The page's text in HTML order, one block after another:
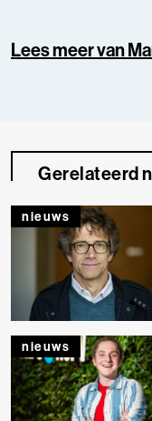
Lees meer van
Gerelateerd
nieuws
nieuws